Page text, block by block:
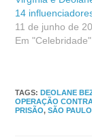
14
11 de junho de
Em "Celebridade"
TAGS:DEOLANE
OPERAÇÃO
PRISÃO, SÃO PAULO